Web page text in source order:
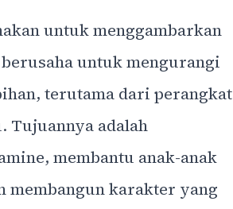
untuk menggambarkan
untuk mengurangi
terutama dari perangkat
Tujuannya adalah
membantu anak-anak
membangun karakter yang